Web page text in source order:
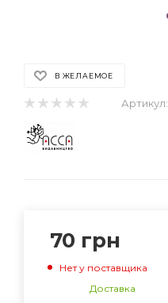
В ЖЕЛАЕМОЕ
Артикул:
70 грн
Нет у поставщика
Доставка